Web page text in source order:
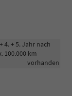
4. + 5. Jahr nach
100.000 km
vorhanden